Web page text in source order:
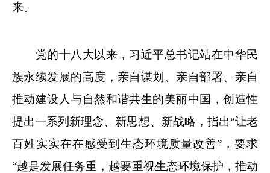
来。
党的十八大以来，习近平总书记站在中华民
族永续发展的高度，亲自谋划、亲自部署、亲自
推动建设人与自然和谐共生的美丽中国，创造性
提出一系列新理念、新思想、新战略，指出“让老
百姓实实在在感受到生态环境质量改善”，要求
“越是发展任务重，越要重视生态环境保护，推动